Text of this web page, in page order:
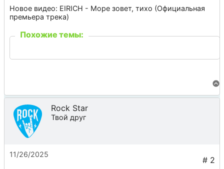
Новое видео: EIRICH - Море зовет, тихо (Официальная
премьера трека)
Похожие темы:
Rock Star
Твой друг
11/26/2025